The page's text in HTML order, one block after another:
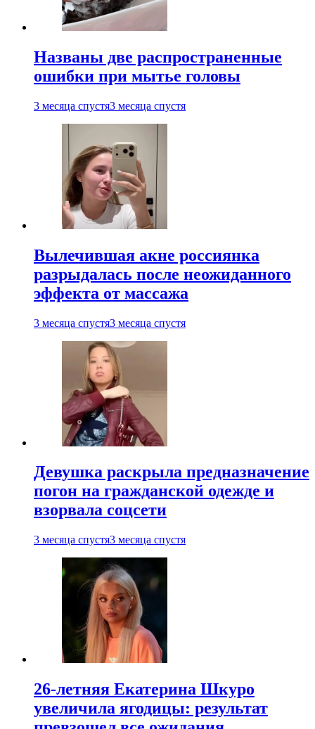
Названы две распространенные
ошибки при мытье головы
3 месяца спустя3 месяца спустя
Вылечившая акне россиянка
разрыдалась после неожиданного
эффекта от массажа
3 месяца спустя3 месяца спустя
Девушка раскрыла предназначение
погон на гражданской одежде и
взорвала соцсети
3 месяца спустя3 месяца спустя
26-летняя Екатерина Шкуро
увеличила ягодицы: результат